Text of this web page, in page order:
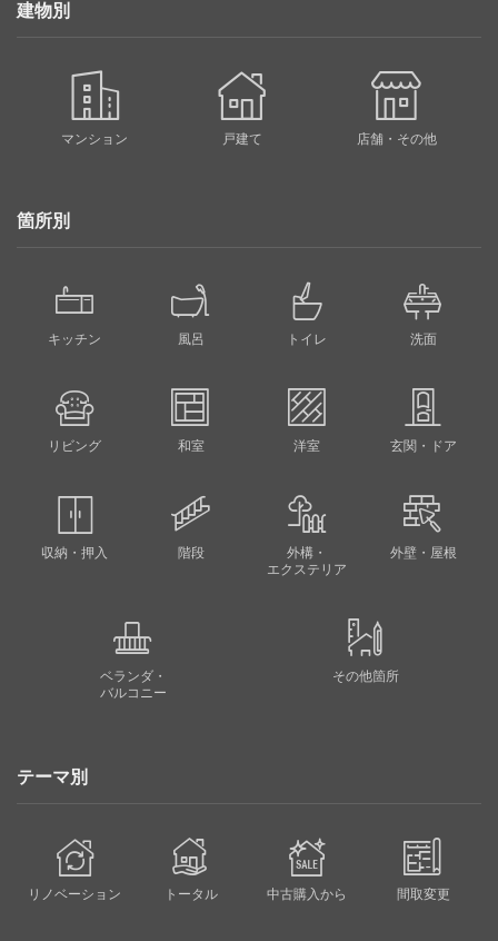
建物別
マンション 戸建て 店舗・その他
箇所別
キッチン 風呂 トイレ 洗面
リビング 和室 洋室 玄関・ドア
収納・押入 階段
外構・
エクステリア
外壁・屋根
ベランダ・
バルコニー
その他箇所
テーマ別
リノベーション トータル 中古購入から 間取変更